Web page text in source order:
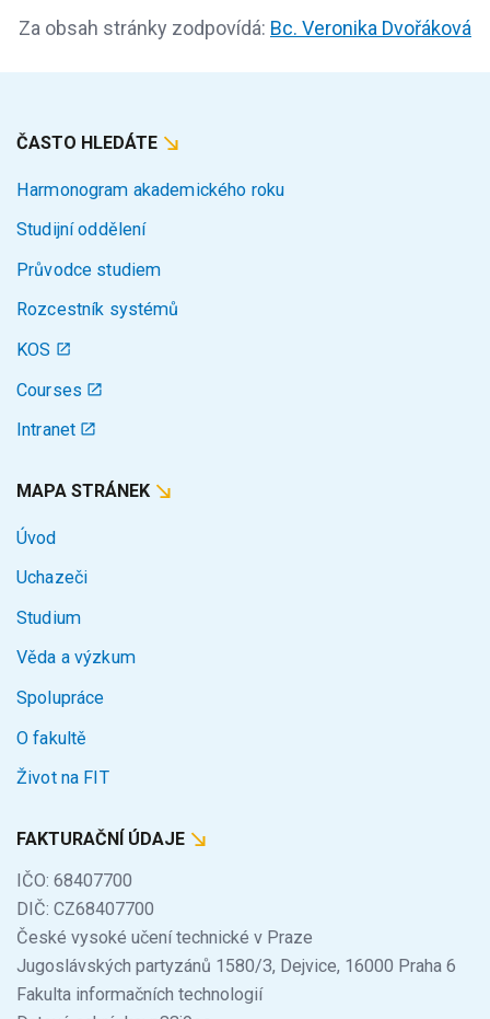
Za obsah stránky zodpovídá: Bc. Veronika Dvořáková
ČASTO HLEDÁTE
Harmonogram akademického roku
Studijní oddělení
Průvodce studiem
Rozcestník systémů
KOS
Courses
Intranet
MAPA STRÁNEK
Úvod
Uchazeči
Studium
Věda a výzkum
Spolupráce
O fakultě
Život na FIT
FAKTURAČNÍ ÚDAJE
IČO: 68407700
DIČ: CZ68407700
České vysoké učení technické v Praze
Jugoslávských partyzánů 1580/3, Dejvice, 16000 Praha 6
Fakulta informačních technologií